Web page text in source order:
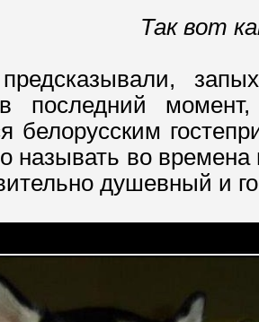
Так вот
последний
белорусским
называть во
душевный и